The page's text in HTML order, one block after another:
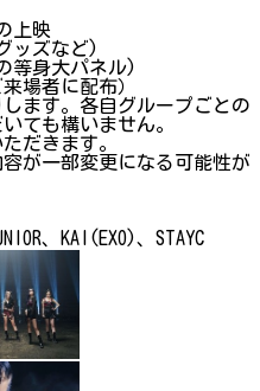
上映
ッズなど)
等身大パネル)
場者に配布）
ます。各自グループごとの
いても構いません。
だきます。
が一部変更になる可能性が
、KAI(EXO)、STAYC